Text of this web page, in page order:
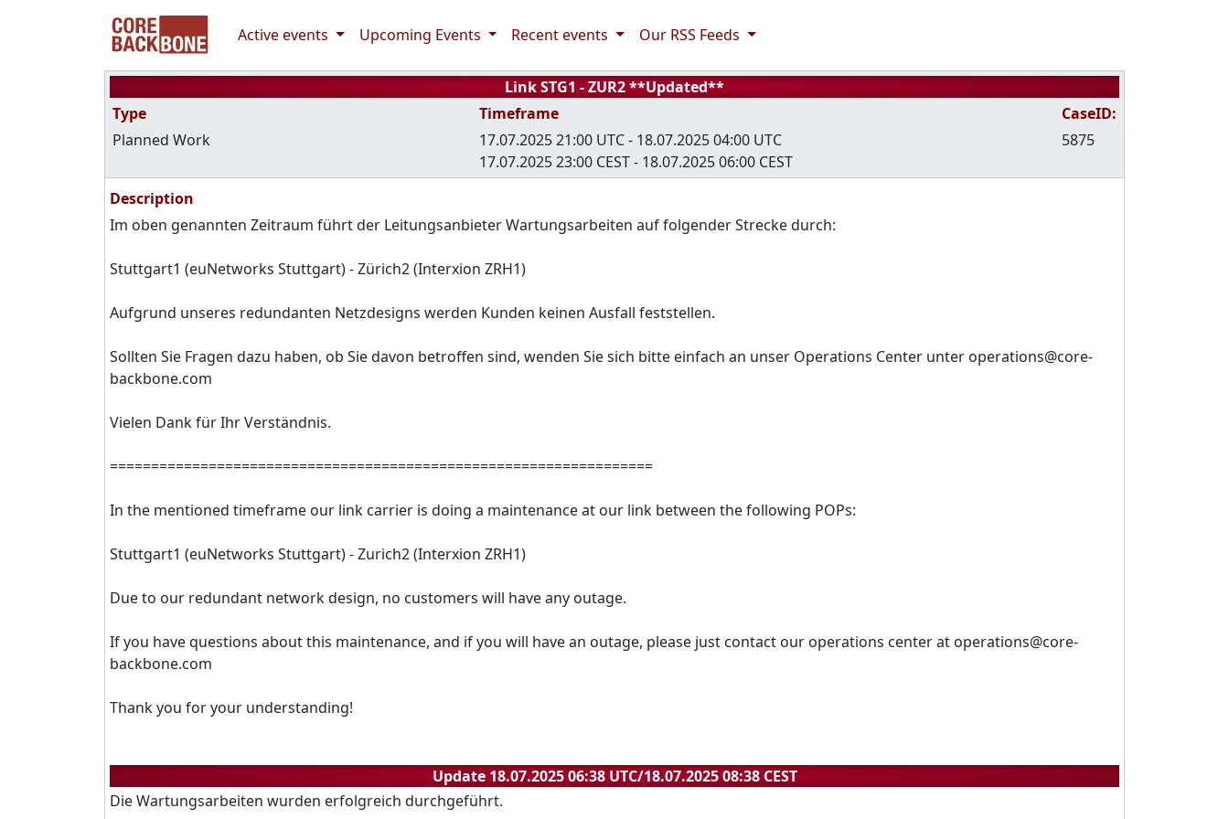
Active events Upcoming Events Recent events Our RSS Feeds
Link STG1 - ZUR2 **Updated**
Type
Planned Work
Timeframe
17.07.2025 21:00 UTC - 18.07.2025 04:00 UTC
17.07.2025 23:00 CEST - 18.07.2025 06:00 CEST
CaseID:
5875
Description
Im oben genannten Zeitraum führt der Leitungsanbieter Wartungsarbeiten auf folgender Strecke durch:
Stuttgart1 (euNetworks Stuttgart) - Zürich2 (Interxion ZRH1)
Aufgrund unseres redundanten Netzdesigns werden Kunden keinen Ausfall feststellen.
Sollten Sie Fragen dazu haben, ob Sie davon betroffen sind, wenden Sie sich bitte einfach an unser Operations Center unter operations@core-
backbone.com
Vielen Dank für Ihr Verständnis.
======================​======================​======================
In the mentioned timeframe our link carrier is doing a maintenance at our link between the following POPs:
Stuttgart1 (euNetworks Stuttgart) - Zurich2 (Interxion ZRH1)
Due to our redundant network design, no customers will have any outage.
If you have questions about this maintenance, and if you will have an outage, please just contact our operations center at operations@core-
backbone.com
Thank you for your understanding!
Update 18.07.2025 06:38 UTC/18.07.2025 08:38 CEST
Die Wartungsarbeiten wurden erfolgreich durchgeführt.